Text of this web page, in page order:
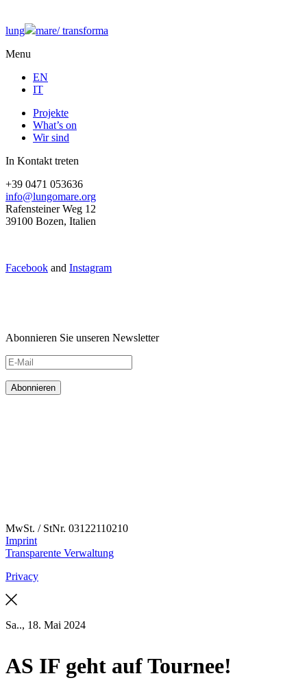
lung mare/transforma
Menu
EN
IT
Projekte
What’s on
Wir sind
In Kontakt treten
+39 0471 053636
info@lungomare.org
Rafensteiner Weg 12
39100 Bozen, Italien
Facebook and Instagram
Abonnieren Sie unseren Newsletter
MwSt. / StNr. 03122110210
Imprint
Transparente Verwaltung
Privacy
Sa.., 18. Mai 2024
AS IF geht auf Tournee!